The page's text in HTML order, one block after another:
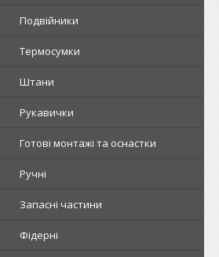
Подвійники
Термосумки
Штани
Рукавички
Готові монтажі та оснастки
Ручні
Запасні частини
Фідерні